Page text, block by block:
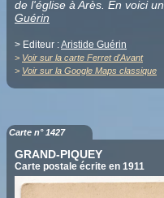
de l'église à Arès. En voici
Guérin
> Editeur :Aristide Guérin
> Voir sur la carte Ferret d'Avant
> Voir sur la Google Maps classique
Carte n° 1427
GRAND-PIQUEY
Carte postale écrite en 1911